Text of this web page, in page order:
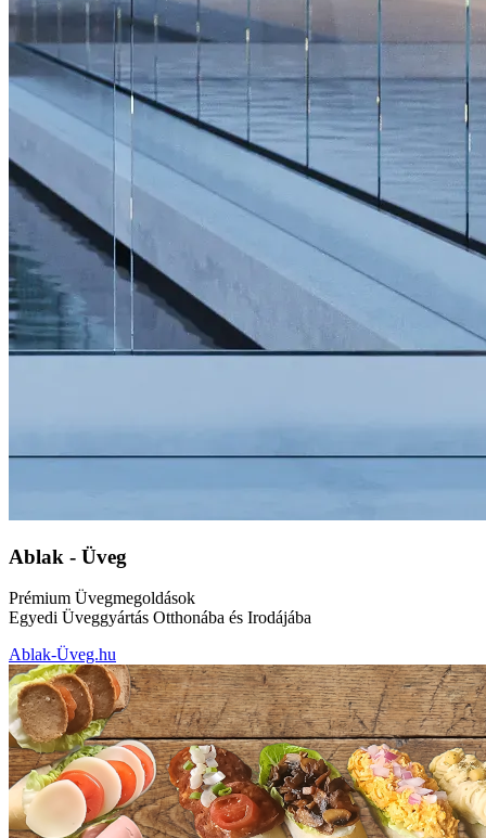
Ablak - Üveg
Prémium Üvegmegoldások
Egyedi Üveggyártás Otthonába és Irodájába
Ablak-Üveg.hu